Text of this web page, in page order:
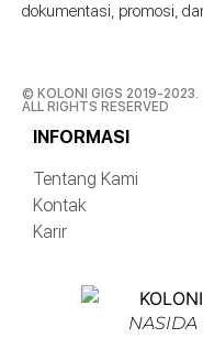
dokumentasi, promosi,
© KOLONI GIGS 2019-2023.
ALL RIGHTS RESERVED
INFORMASI
Tentang Kami
Kontak
Karir
NASIDA